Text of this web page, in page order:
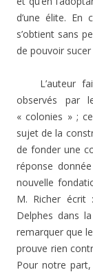
d’une élite.
s’obtient sans
de pouvoir
L’auteur fait
observés par
« colonies » ;
sujet de la
de fonder une
réponse
nouvelle
M. Richer
Delphes dans
remarquer que
prouve rien
Pour notre part,